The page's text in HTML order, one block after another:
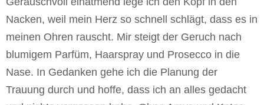
Nacken, weil mein Herz so schnell schlägt, dass es in
meinen Ohren rauscht. Mir steigt der Geruch nach
blumigem Parfüm, Haarspray und Prosecco in die
Nase. In Gedanken gehe ich die Planung der
Trauung durch und hoffe, dass ich an alles gedacht